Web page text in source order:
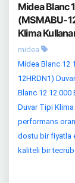
Midea Blanc
(MSMABU-
Klima
midea
Midea Blanc 12
12HRDN1)
Blanc 12 12.000
Duvar Tipi
performans
dostu bir fiyatla
kaliteli bir